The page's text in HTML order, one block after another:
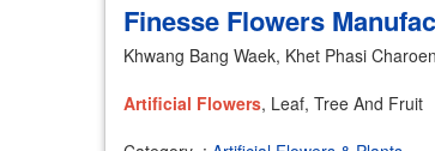
Finesse Flowers
Khwang Bang Waek, Khet Phasi
Artificial Flowers, Leaf, Tree And Fruit